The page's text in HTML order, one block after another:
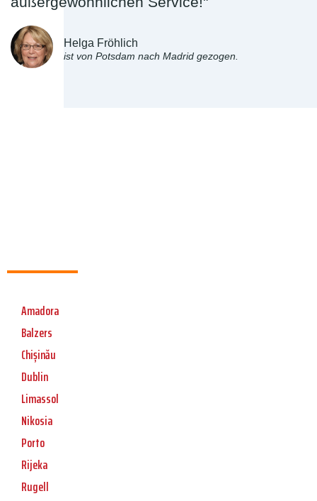
Helga Fröhlich
ist von Potsdam nach Madrid gezogen.
Amadora
Balzers
Chișinău
Dublin
Limassol
Nikosia
Porto
Rijeka
Rugell